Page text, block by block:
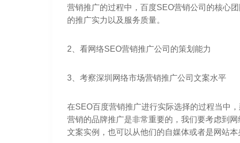
营销推广的过程中，百度SEO营销公司的核心
的推广实力以及服务质量。
2、看网络SEO营销推广公司的策划能力
3、考察深圳网络市场营销推广公司文案水平
在SEO百度营销推广进行实际选择的过程当中
营销的品牌推广是非常重要的，我们要考虑到
文案实例，也可以从他们的自媒体或者是网站本